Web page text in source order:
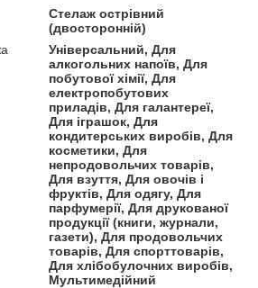
Стелаж острівний
(двосторонній)
Універсальний, Для
алкогольних напоїв, Для
побутової хімії, Для
електропобутових
приладів, Для галантереї,
Для іграшок, Для
кондитерських виробів, Для
косметики, Для
непродовольчих товарів,
Для взуття, Для овочів і
фруктів, Для одягу, Для
парфумерії, Для друкованої
продукції (книги, журнали,
газети), Для продовольчих
товарів, Для спорттоварів,
Для хлібобулочних виробів,
Мультимедійний